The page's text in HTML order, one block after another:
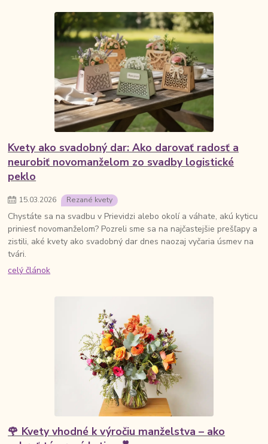
Kvety ako svadobný dar: Ako darovať radosť a
neurobiť novomanželom zo svadby logistické
peklo
15.03.2026 Rezané kvety
Chystáte sa na svadbu v Prievidzi alebo okolí a váhate, akú kyticu
priniesť novomanželom? Pozreli sme sa na najčastejšie prešľapy a
zistili, aké kvety ako svadobný dar dnes naozaj vyčaria úsmev na
tvári.
celý článok
🌹 Kvety vhodné k výročiu manželstva – ako